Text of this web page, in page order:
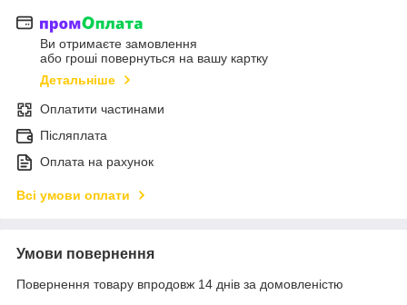
Ви отримаєте замовлення
або гроші повернуться на вашу картку
Детальніше
Оплатити частинами
Післяплата
Оплата на рахунок
Всі умови оплати
Умови повернення
Повернення товару впродовж 14 днів за домовленістю